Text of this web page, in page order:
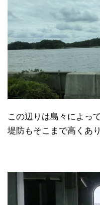
この辺りは島々によっ
堤防もそこまで高くあ